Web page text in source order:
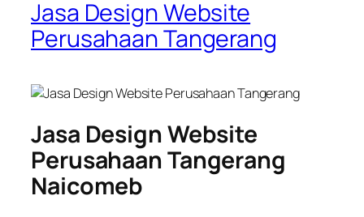
Jasa Design Website
Perusahaan Tangerang
Jasa Design Website
Perusahaan Tangerang
Naicomeb